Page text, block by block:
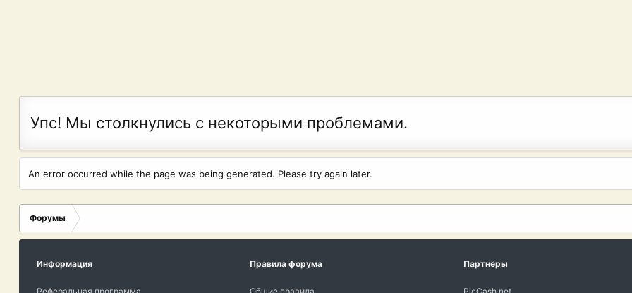
Упс! Мы столкнулись с некоторыми проблемами.
An error occurred while the page was being generated. Please try again later.
Форумы
Информация Правила форума Партнёры